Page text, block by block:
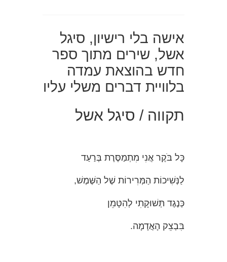
אישה בלי רישיון, סיגל
אשל, שירים מתוך ספר
חדש בהוצאת עמדה
בלוויית דברים משלי עליו
תקווה / סיגל אשל
כָּל בֹּקֶר אֲנִי מִתְמַסֶּרֶת בְּרַעַד
לַנְּשִׁיכוֹת הַמְּרִירוֹת שֶׁל הַשֶּׁמֶשׁ,
כְּנֶגֶד תְּשׁוּקָתִי לְהִטָּמֵן
בִּבְצֵק הָאֲדָמָה.